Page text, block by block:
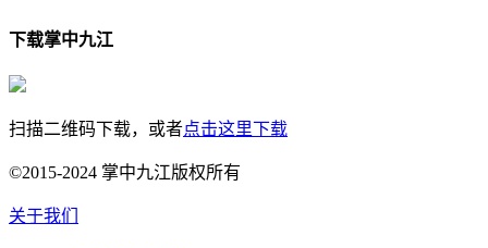
下载掌中九江
扫描二维码下载，或者点击这里下载
©2015-2024 掌中九江版权所有
关于我们